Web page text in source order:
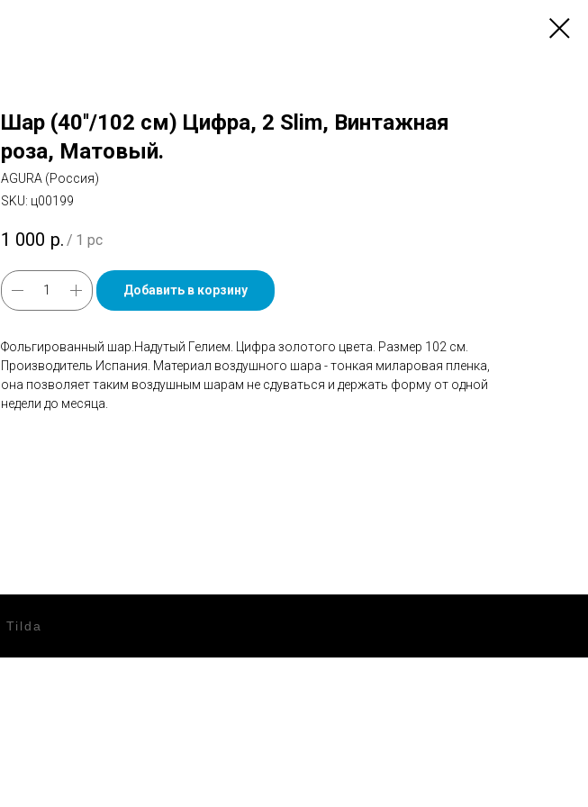
Шар (40''/102 см) Цифра, 2 Slim, Винтажная
роза, Матовый.
AGURA (Россия)
SKU: ц00199
1 000 р. / 1 pc
Добавить в корзину
Фольгированный шар.Надутый Гелием. Цифра золотого цвета. Размер 102 см.
Производитель Испания. Материал воздушного шара - тонкая миларовая пленка,
она позволяет таким воздушным шарам не сдуваться и держать форму от одной
недели до месяца.
Tilda